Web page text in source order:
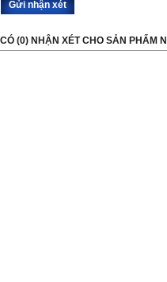
CÓ (0) NHẬN XÉT CHO SẢN PHẨM